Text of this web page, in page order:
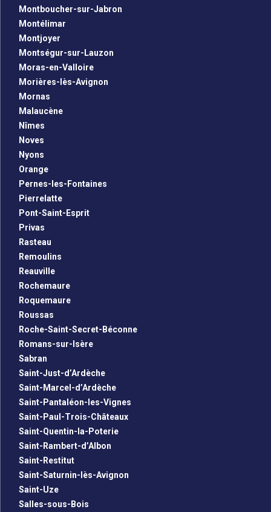
Montboucher-sur-Jabron
Montélimar
Montjoyer
Montségur-sur-Lauzon
Moras-en-Valloire
Morières-lès-Avignon
Mornas
Malaucène
Nîmes
Noves
Nyons
Orange
Pernes-les-Fontaines
Pierrelatte
Pont-Saint-Esprit
Privas
Rasteau
Remoulins
Reauville
Rochemaure
Roquemaure
Roussas
Roche-Saint-Secret-Béconne
Romans-sur-Isère
Sabran
Saint-Just-d’Ardèche
Saint-Marcel-d’Ardèche
Saint-Pantaléon-les-Vignes
Saint-Paul-Trois-Châteaux
Saint-Quentin-la-Poterie
Saint-Rambert-d’Albon
Saint-Restitut
Saint-Saturnin-lès-Avignon
Saint-Uze
Salles-sous-Bois